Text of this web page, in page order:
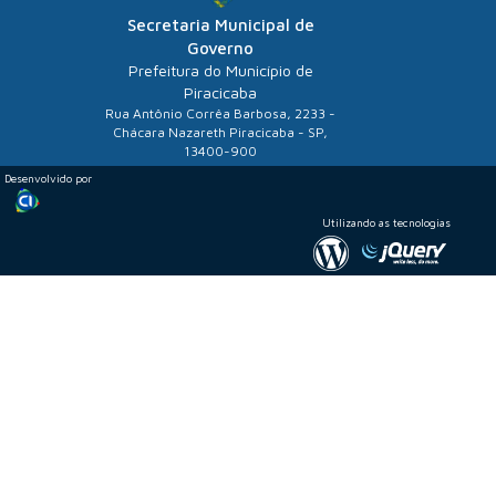
Secretaria Municipal de
Governo
Prefeitura do Município de
Piracicaba
Rua Antônio Corrêa Barbosa, 2233 -
Chácara Nazareth Piracicaba - SP,
13400-900
Desenvolvido por
Utilizando as tecnologias